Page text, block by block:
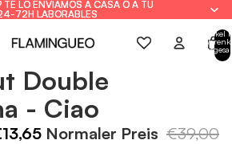
TE LO ENVIAMOS A CASA O A TU
72H LABORABLES
TE LO ENVIAMOS A CASA O A TU
72H LABORABLES
Artikel
Double
- Ciao
Normaler Preis €39,00